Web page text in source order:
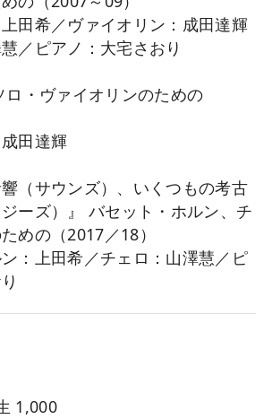
田希／ヴァイオリン：成田達輝
／ピアノ：大宅さおり
ロ・ヴァイオリンのための
田達輝
響（サウンズ）、いくつもの考古
ーズ）』 バセット・ホルン、チ
めの（2017／18）
：上田希／チェロ：山澤慧／ピ
1,000